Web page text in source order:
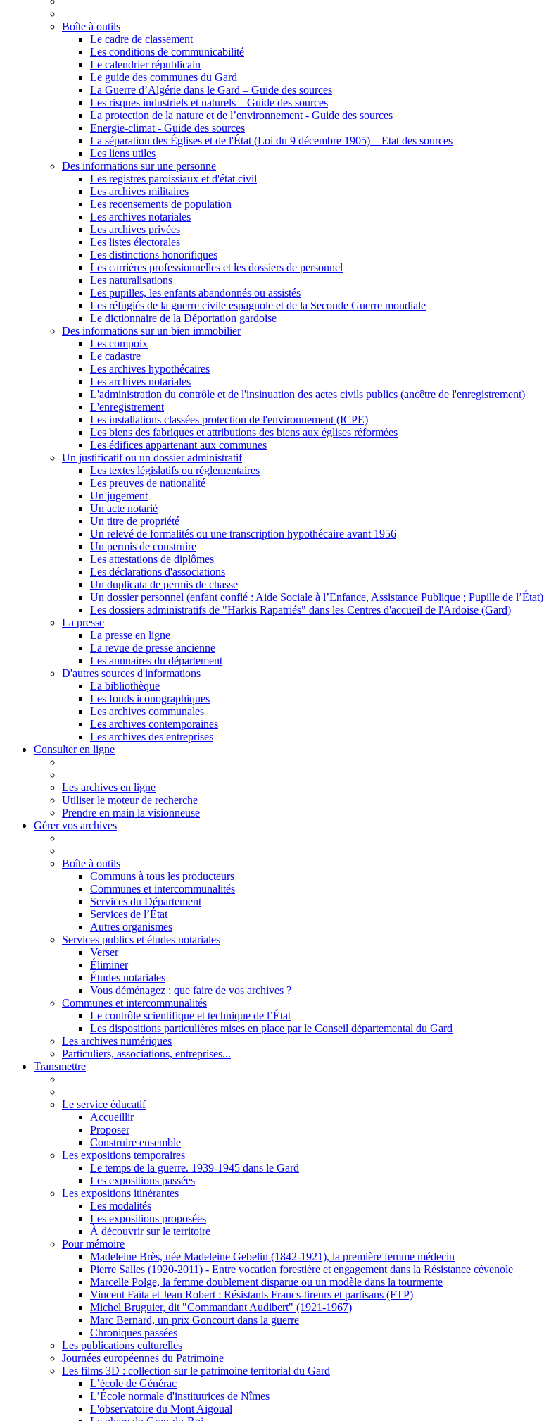
Boîte à outils
Le cadre de classement
Les conditions de communicabilité
Le calendrier républicain
Le guide des communes du Gard
La Guerre d’Algérie dans le Gard – Guide des sources
Les risques industriels et naturels – Guide des sources
La protection de la nature et de l’environnement - Guide des sources
Energie-climat - Guide des sources
La séparation des Églises et de l'État (Loi du 9 décembre 1905) – Etat des sources
Les liens utiles
Des informations sur une personne
Les registres paroissiaux et d'état civil
Les archives militaires
Les recensements de population
Les archives notariales
Les archives privées
Les listes électorales
Les distinctions honorifiques
Les carrières professionnelles et les dossiers de personnel
Les naturalisations
Les pupilles, les enfants abandonnés ou assistés
Les réfugiés de la guerre civile espagnole et de la Seconde Guerre mondiale
Le dictionnaire de la Déportation gardoise
Des informations sur un bien immobilier
Les compoix
Le cadastre
Les archives hypothécaires
Les archives notariales
L'administration du contrôle et de l'insinuation des actes civils publics (ancêtre de l'enregistrement)
L'enregistrement
Les installations classées protection de l'environnement (ICPE)
Les biens des fabriques et attributions des biens aux églises réformées
Les édifices appartenant aux communes
Un justificatif ou un dossier administratif
Les textes législatifs ou réglementaires
Les preuves de nationalité
Un jugement
Un acte notarié
Un titre de propriété
Un relevé de formalités ou une transcription hypothécaire avant 1956
Un permis de construire
Les attestations de diplômes
Les déclarations d'associations
Un duplicata de permis de chasse
Un dossier personnel (enfant confié : Aide Sociale à l’Enfance, Assistance Publique ; Pupille de l’État)
Les dossiers administratifs de "Harkis Rapatriés" dans les Centres d'accueil de l'Ardoise (Gard)
La presse
La presse en ligne
La revue de presse ancienne
Les annuaires du département
D'autres sources d'informations
La bibliothèque
Les fonds iconographiques
Les archives communales
Les archives contemporaines
Les archives des entreprises
Consulter en ligne
Les archives en ligne
Utiliser le moteur de recherche
Prendre en main la visionneuse
Gérer vos archives
Boîte à outils
Communs à tous les producteurs
Communes et intercommunalités
Services du Département
Services de l’État
Autres organismes
Services publics et études notariales
Verser
Éliminer
Études notariales
Vous déménagez : que faire de vos archives ?
Communes et intercommunalités
Le contrôle scientifique et technique de l’État
Les dispositions particulières mises en place par le Conseil départemental du Gard
Les archives numériques
Particuliers, associations, entreprises...
Transmettre
Le service éducatif
Accueillir
Proposer
Construire ensemble
Les expositions temporaires
Le temps de la guerre. 1939-1945 dans le Gard
Les expositions passées
Les expositions itinérantes
Les modalités
Les expositions proposées
À découvrir sur le territoire
Pour mémoire
Madeleine Brès, née Madeleine Gebelin (1842-1921), la première femme médecin
Pierre Salles (1920-2011) - Entre vocation forestière et engagement dans la Résistance cévenole
Marcelle Polge, la femme doublement disparue ou un modèle dans la tourmente
Vincent Faïta et Jean Robert : Résistants Francs-tireurs et partisans (FTP)
Michel Bruguier, dit "Commandant Audibert" (1921-1967)
Marc Bernard, un prix Goncourt dans la guerre
Chroniques passées
Les publications culturelles
Journées européennes du Patrimoine
Les films 3D : collection sur le patrimoine territorial du Gard
L’école de Générac
L’École normale d'institutrices de Nîmes
L'observatoire du Mont Aigoual